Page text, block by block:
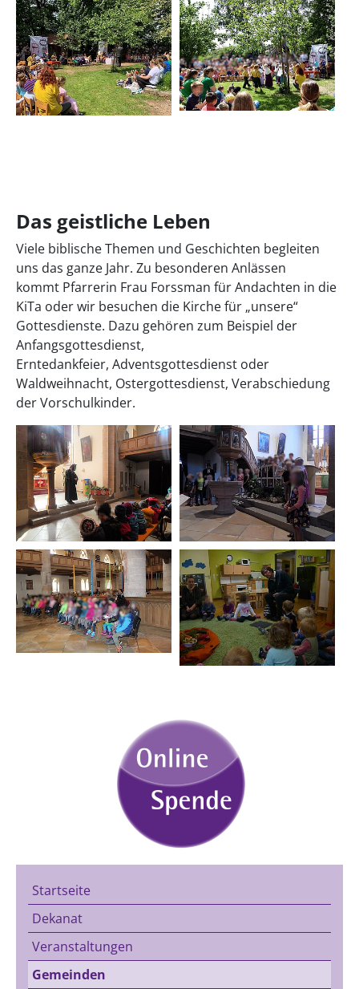
Das geistliche Leben
Viele biblische Themen und Geschichten begleiten
uns das ganze Jahr. Zu besonderen Anlässen
kommt Pfarrerin Frau Forssman für Andachten in die
KiTa oder wir besuchen die Kirche für „unsere“
Gottesdienste. Dazu gehören zum Beispiel der
Anfangsgottesdienst,
Erntedankfeier, Adventsgottesdienst oder
Waldweihnacht, Ostergottesdienst, Verabschiedung
der Vorschulkinder.
Startseite
Dekanat
Veranstaltungen
Gemeinden